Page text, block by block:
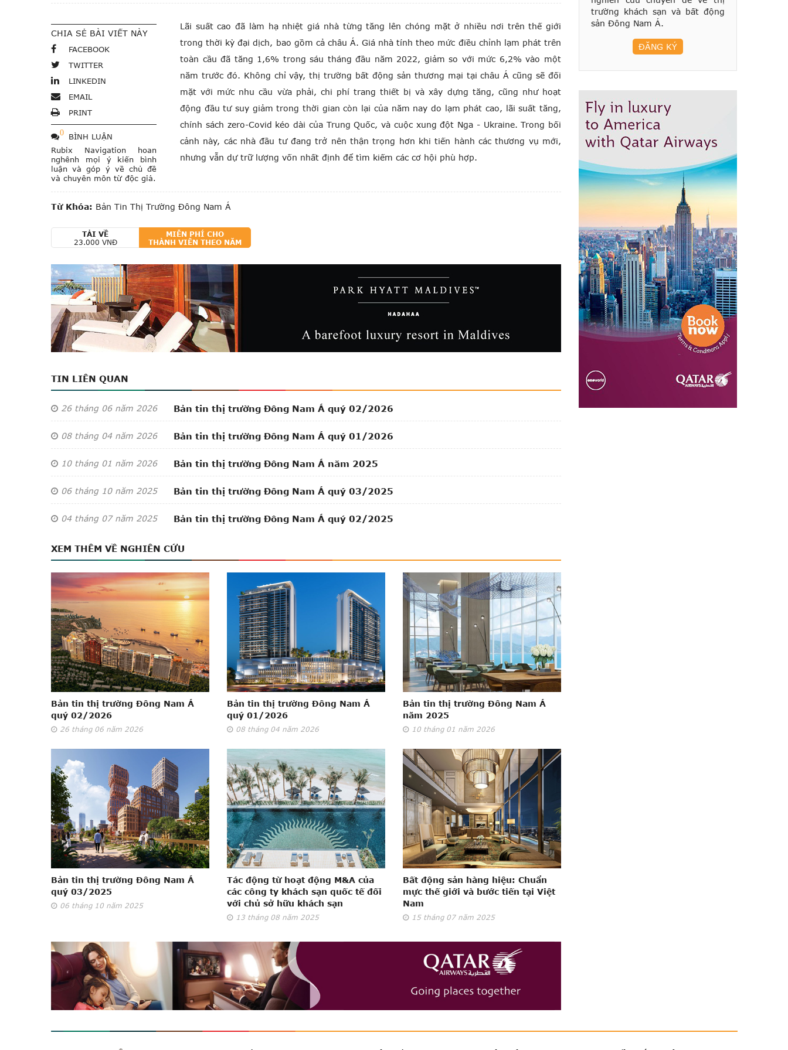
CHIA SẺ BÀI VIẾT NÀY
FACEBOOK
TWITTER
LINKEDIN
EMAIL
PRINT
0
BÌNH LUẬN
Rubix Navigation hoan
nghênh mọi ý kiến bình
luận và góp ý về chủ đề
và chuyên môn từ độc giả.
Lãi suất cao đã làm hạ nhiệt giá nhà từng tăng lên chóng mặt ở nhiều nơi trên thế giới
trong thời kỳ đại dịch, bao gồm cả châu Á. Giá nhà tính theo mức điều chỉnh lạm phát trên
toàn cầu đã tăng 1,6% trong sáu tháng đầu năm 2022, giảm so với mức 6,2% vào một
năm trước đó. Không chỉ vậy, thị trường bất động sản thương mại tại châu Á cũng sẽ đối
mặt với mức nhu cầu vừa phải, chi phí trang thiết bị và xây dựng tăng, cũng như hoạt
động đầu tư suy giảm trong thời gian còn lại của năm nay do lạm phát cao, lãi suất tăng,
chính sách zero-Covid kéo dài của Trung Quốc, và cuộc xung đột Nga - Ukraine. Trong bối
cảnh này, các nhà đầu tư đang trở nên thận trọng hơn khi tiến hành các thương vụ mới,
nhưng vẫn dự trữ lượng vốn nhất định để tìm kiếm các cơ hội phù hợp.
Từ Khóa: Bản Tin Thị Trường Đông Nam Á
TẢI VỀ
23.000 VNĐ
MIỄN PHÍ CHO
THÀNH VIÊN THEO NĂM
TIN LIÊN QUAN
26 tháng 06 năm 2026 Bản tin thị trường Đông Nam Á quý 02/2026
08 tháng 04 năm 2026 Bản tin thị trường Đông Nam Á quý 01/2026
10 tháng 01 năm 2026 Bản tin thị trường Đông Nam Á năm 2025
06 tháng 10 năm 2025 Bản tin thị trường Đông Nam Á quý 03/2025
04 tháng 07 năm 2025 Bản tin thị trường Đông Nam Á quý 02/2025
XEM THÊM VỀ NGHIÊN CỨU
Bản tin thị trường Đông Nam Á
quý 02/2026
26 tháng 06 năm 2026
Bản tin thị trường Đông Nam Á
quý 01/2026
08 tháng 04 năm 2026
Bản tin thị trường Đông Nam Á
năm 2025
10 tháng 01 năm 2026
Bản tin thị trường Đông Nam Á
quý 03/2025
06 tháng 10 năm 2025
Tác động từ hoạt động M&A của
các công ty khách sạn quốc tế đối
với chủ sở hữu khách sạn
13 tháng 08 năm 2025
Bất động sản hàng hiệu: Chuẩn
mực thế giới và bước tiến tại Việt
Nam
15 tháng 07 năm 2025
trường khách sạn và bất động
sản Đông Nam Á.
ĐĂNG KÝ